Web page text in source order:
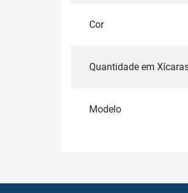
Cor
Quantidade em
Modelo